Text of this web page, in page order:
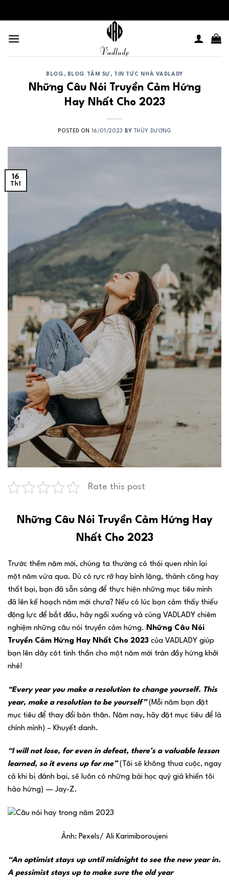
to
BLOG , BLOG TÂM SỰ , TIN TỨC NHÀ VADLADY
Những Câu Nói Truyền Cảm Hứng
Hay Nhất Cho 2023
POSTED ON16/01/2023 BY THÙY DƯƠNG
16
Th1
Rate this post
Những Câu Nói Truyền Cảm Hứng Hay
Nhất Cho 2023
Trước thềm năm mới, chúng ta thường có thói quen nhìn lại
một năm vừa qua. Dù có rực rỡ hay bình lặng, thành công hay
thất bại, bạn đã sẵn sàng để thực hiện những mục tiêu mình
đã lên kế hoạch năm mới chưa? Nếu có lúc bạn cảm thấy thiếu
động lực để bắt đầu, hãy ngồi xuống và cùng VADLADY chiêm
nghiệm những câu nói truyền cảm hứng. Những Câu Nói
Truyền Cảm Hứng Hay Nhất Cho 2023 của VADLADY giúp
bạn lên dây cót tinh thần cho một năm mới tràn đầy hứng khởi
nhé!
“Every year you make a resolution to change yourself. This
year, make a resolution to be yourself”(Mỗi năm bạn đặt
mục tiêu để thay đổi bản thân. Năm nay, hãy đặt mục tiêu để là
chính mình) – Khuyết danh.
“I will not lose, for even in defeat, there’s a valuable lesson
learned, so it evens up for me”(Tôi sẽ không thua cuộc, ngay
cả khi bị đánh bại, sẽ luôn có những bài học quý giá khiến tôi
hào hứng) — Jay-Z.
Ảnh: Pexels/ Ali Karimiboroujeni
“An optimist stays up until midnight to see the new year in.
A pessimist stays up to make sure the old year